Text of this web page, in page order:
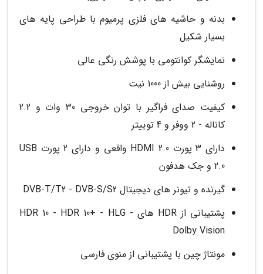
بدنه و حاشیه های فلزی پرمیوم با طراحی پایه های
بسیار شکیل
نمایشگر کوانتومی با پوشش رنگی عالی
روشنایی بیش از 1000 نیت
کیفیت صدای فراگیر با توان خروجی 30 وات و 2.2
کاناله - 2 ووفر و 4 توییتر
دارای 3 پورت HDMI 2.0 واقعی و دارای 2 پورت USB
2.0 و جک هدفون
گیرنده و تیونر های دیجیتال DVB-T/T2 - DVB-S/S2
پشتیبانی از HDR های HDR 10 - HDR 10+ - HLG -
Dolby Vision
مونتاژ چین با پشتیبانی از منوی فارسی